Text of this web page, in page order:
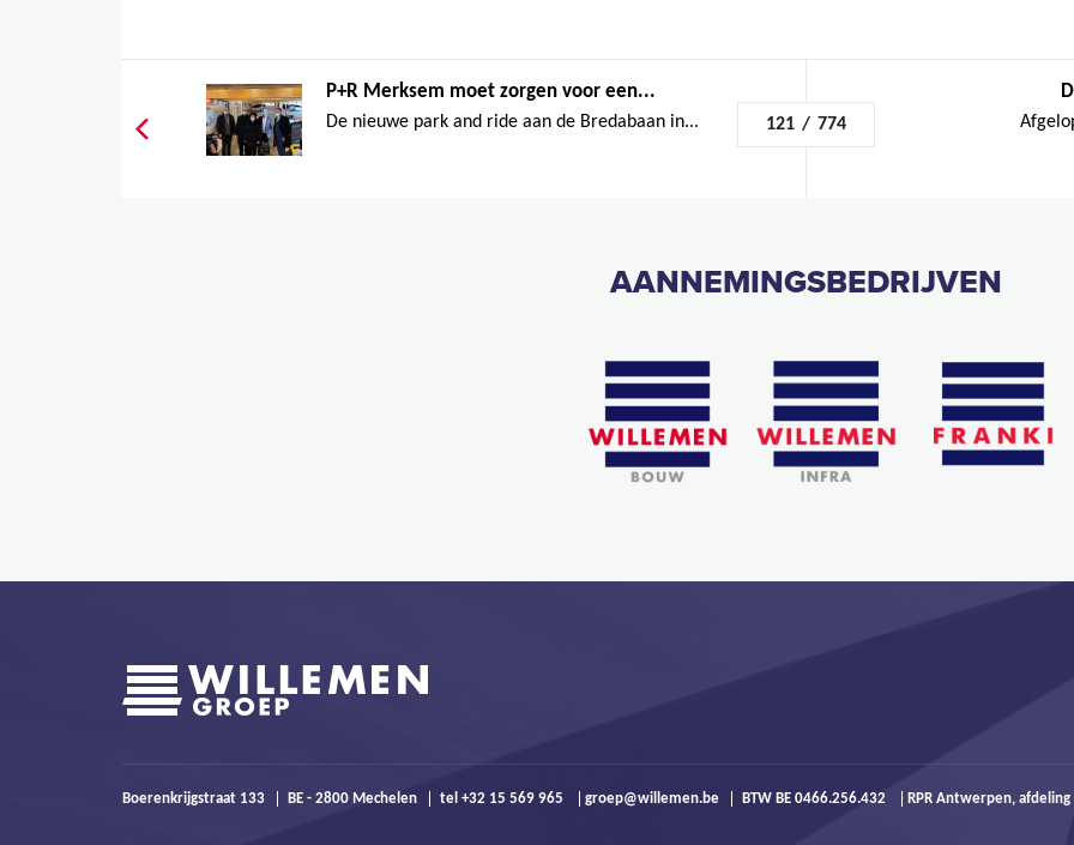
P+R Merksem moet zorgen voor een...
De nieuwe park and ride aan de Bredabaan in... 121 / 774
AANNEMINGSBEDRIJVEN
Boerenkrijgstraat 133 BE - 2800 Mechelen tel +32 15 569 965 groep@willemen.be BTW BE 0466.256.432 RPR Antwerpen,